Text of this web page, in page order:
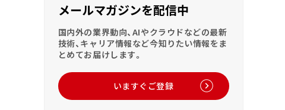
メールマガジンを配信中
国内外の業界動向、AIやクラウドなどの最新
技術、キャリア情報など今知りたい情報をま
とめてお届けします。
いますぐご登録